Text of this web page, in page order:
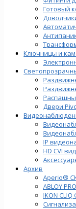
Готовый
Ключницы и
Двери
IP
HD CVI
Архив
Aperio®
ABLOY
IKON CLIQ